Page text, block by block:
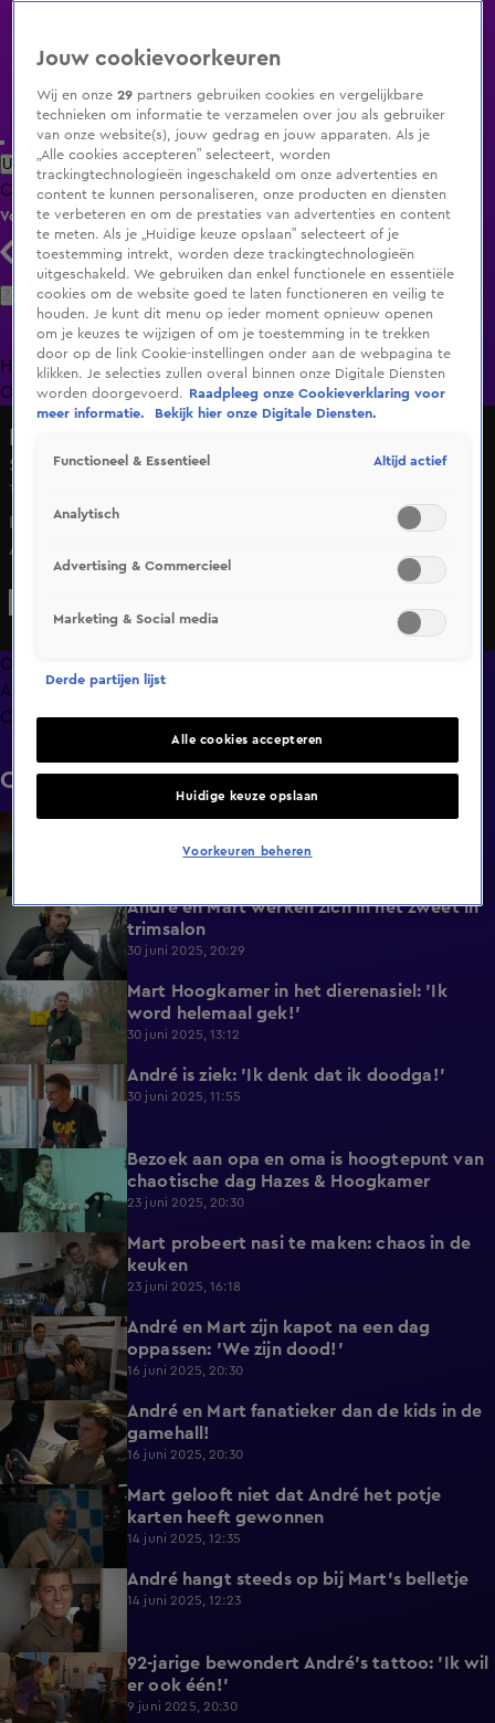
Uitzending Gemist Populaire programma's Zenders Genres
ClipsFilmsRadioSmart TV inlogShop
Volg KIJK
Zoeken
HomeUitzending Gemist Programma's De Bondgenoten
OranjezomerLivestreamsShop
Schapen rennen als dolle fans achter Mart & André aan!
19 mei 2025, 20:30
In Hazes & Hoogkamer: tot uw dienst stappen Mart en
André in de tractor voor hun volgende missie: schapen
ophalen. Na een mini-cursus 'trekker rijden' gaan ze vol
hoe je de deur opent 'als er iets is'. Eenmaal aangekomen
blijkt het verzamelen van de schapen nét zo makkelijk als
het klinkt… of toch niet?
Overzicht
Afleveringen
Clips
Clips
Slang onder kast zorgt voor paniek bij
4:48
André en Mart werken zich in het zweet in
trimsalon
30 juni 2025, 20:29
0:49
Mart Hoogkamer in het dierenasiel: 'Ik
word helemaal gek!'
30 juni 2025, 13:12
0:47 André is ziek: 'Ik denk dat ik doodga!'
30 juni 2025, 11:55
2:59
Bezoek aan opa en oma is hoogtepunt van
chaotische dag Hazes & Hoogkamer
23 juni 2025, 20:30
Mart probeert nasi te maken: chaos in de
keuken
23 juni 2025, 16:18
4:57
André en Mart zijn kapot na een dag
oppassen: 'We zijn dood!'
16 juni 2025, 20:30
4:46
André en Mart fanatieker dan de kids in de
gamehall!
16 juni 2025, 20:30
0:46
Mart gelooft niet dat André het potje
karten heeft gewonnen
14 juni 2025, 12:35
0:56 André hangt steeds op bij Mart's belletje
14 juni 2025, 12:23
3:59
92-jarige bewondert André's tattoo: 'Ik wil
er ook één!'
9 juni 2025, 20:30
Jouw cookievoorkeuren
Wij en onze29 partners gebruiken cookies en vergelijkbare
technieken om informatie te verzamelen over jou als gebruiker
van onze website(s), jouw gedrag en jouw apparaten. Als je
„Alle cookies accepteren” selecteert, worden
trackingtechnologieën ingeschakeld om onze advertenties en
content te kunnen personaliseren, onze producten en diensten
te verbeteren en om de prestaties van advertenties en content
te meten. Als je „Huidige keuze opslaan” selecteert of je
toestemming intrekt, worden deze trackingtechnologieën
uitgeschakeld. We gebruiken dan enkel functionele en essentiële
cookies om de website goed te laten functioneren en veilig te
houden. Je kunt dit menu op ieder moment opnieuw openen
om je keuzes te wijzigen of om je toestemming in te trekken
door op de link Cookie-instellingen onder aan de webpagina te
klikken. Je selecties zullen overal binnen onze Digitale Diensten
worden doorgevoerd.
Raadpleeg onze Cookieverklaring voor
meer informatie.
Bekijk hier onze Digitale Diensten.
Functioneel & Essentieel Altijd actief
Analytisch
Advertising & Commercieel
Marketing & Social media
Derde partijen lijst
Alle cookies accepteren
Huidige keuze opslaan
Voorkeuren beheren